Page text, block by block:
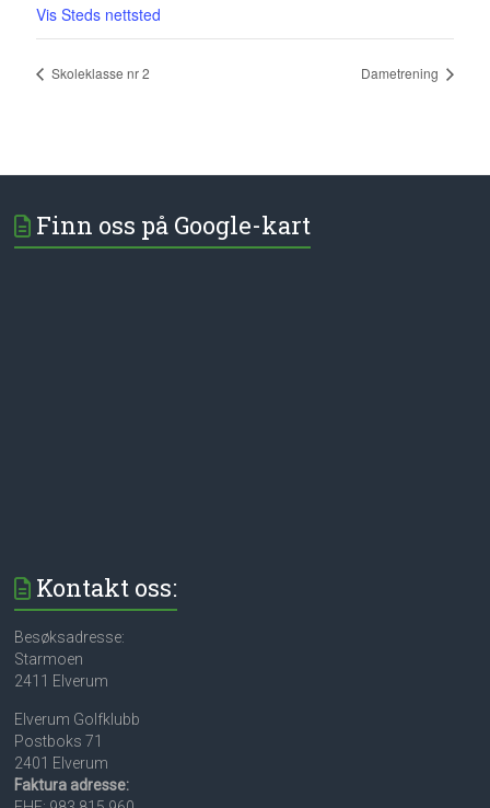
Vis Steds nettsted
Skoleklasse nr 2 Dametrening
Finn oss på Google-kart
Kontakt oss:
Besøksadresse:
Starmoen
2411 Elverum
Elverum Golfklubb
Postboks 71
2401 Elverum
Faktura adresse: